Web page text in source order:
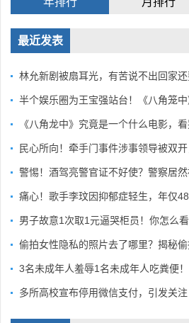
最近发表
林允新剧被扇耳光，有苦说不出回家还
半个娱乐圈为王宝强站台！《八角笼
《八角龙中》究竟是一个什么电影，
民心所向！牵手门事件涉事领导被双开
警惕！酒驾亮警官证不好使？警察居然
痛心！歌手李玟因抑郁症轻生，年仅48
男子故意1次取1元逼哭柜员！你怎么看
偷拍女性隐私的照片去了哪里？揭秘偷
3名未成年人羞辱1名未成年人吃粪便！
多所高校宣布停用微信支付，引发关注